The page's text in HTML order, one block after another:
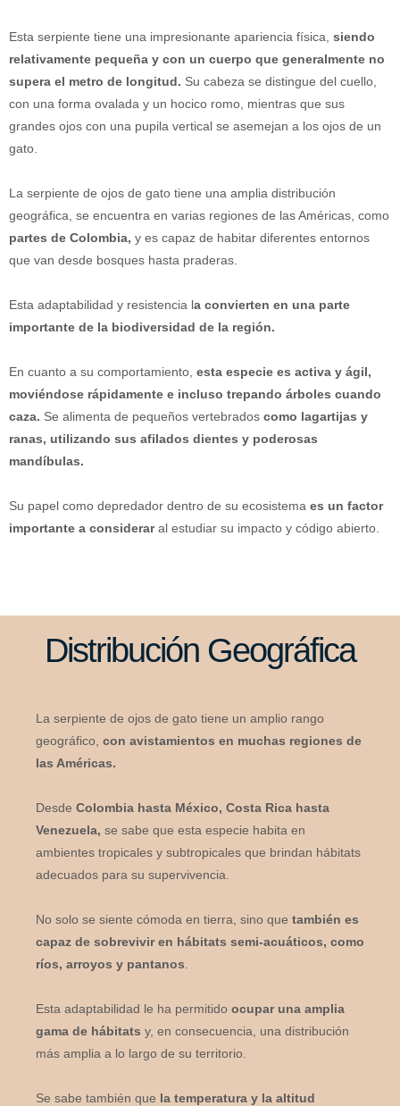
Esta serpiente tiene una impresionante apariencia física, siendo
relativamente pequeña y con un cuerpo que generalmente no
supera el metro de longitud. Su cabeza se distingue del cuello,
con una forma ovalada y un hocico romo, mientras que sus
grandes ojos con una pupila vertical se asemejan a los ojos de un
gato.
La serpiente de ojos de gato tiene una amplia distribución
geográfica, se encuentra en varias regiones de las Américas, como
partes de Colombia, y es capaz de habitar diferentes entornos
que van desde bosques hasta praderas.
Esta adaptabilidad y resistencia la convierten en una parte
importante de la biodiversidad de la región.
En cuanto a su comportamiento, esta especie es activa y ágil,
moviéndose rápidamente e incluso trepando árboles cuando
caza. Se alimenta de pequeños vertebrados como lagartijas y
ranas, utilizando sus afilados dientes y poderosas
mandíbulas.
Su papel como depredador dentro de su ecosistema es un factor
importante a consideraral estudiar su impacto y código abierto.
Distribución Geográfica
La serpiente de ojos de gato tiene un amplio rango
geográfico, con avistamientos en muchas regiones de
las Américas.
Desde Colombia hasta México, Costa Rica hasta
Venezuela, se sabe que esta especie habita en
ambientes tropicales y subtropicales que brindan hábitats
adecuados para su supervivencia.
No solo se siente cómoda en tierra, sino que también es
capaz de sobrevivir en hábitats semi-acuáticos, como
ríos, arroyos y pantanos
Esta adaptabilidad le ha permitido ocupar una amplia
gama de hábitats y, en consecuencia, una distribución
más amplia a lo largo de su territorio.
Se sabe también que la temperatura y la altitud